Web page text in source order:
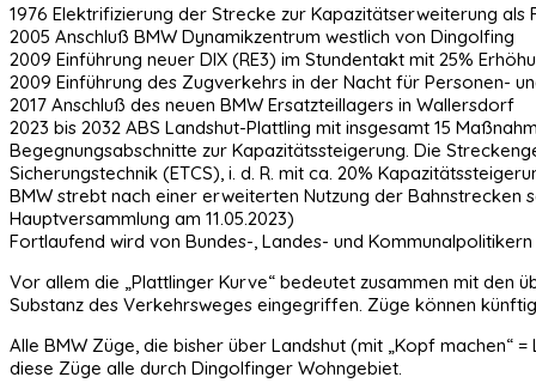
1976 Elektrifizierung der Strecke zur Kapazitätserweiterung als
2005 Anschluß BMW Dynamikzentrum westlich von Dingolfing
2009 Einführung neuer DIX (RE3) im Stundentakt mit 25%
2009 Einführung des Zugverkehrs in der Nacht für Personen-
2017 Anschluß des neuen BMW Ersatzteillagers in Wallersdorf
2023 bis 2032 ABS Landshut-Plattling mit insgesamt 15
Begegnungsabschnitte zur Kapazitätssteigerung. Die
Sicherungstechnik (ETCS), i. d. R. mit ca. 20%
BMW strebt nach einer erweiterten Nutzung der
Hauptversammlung am 11.05.2023)
Fortlaufend wird von Bundes-, Landes- und
Vor allem die „Plattlinger Kurve“ bedeutet zusammen mit den
Substanz des Verkehrsweges eingegriffen. Züge können
Alle BMW Züge, die bisher über Landshut (mit „Kopf
diese Züge alle durch Dingolfinger Wohngebiet.